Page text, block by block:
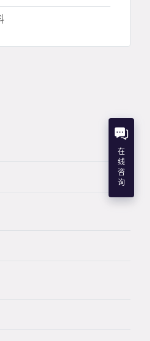
在
线
咨
询